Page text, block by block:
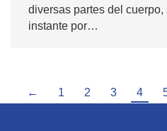
diversas partes del cuerpo,
instante por…
← 1 2 3 4